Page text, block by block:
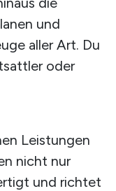
und
aller Art. Du
oder
Leistungen
nicht nur
und richtet